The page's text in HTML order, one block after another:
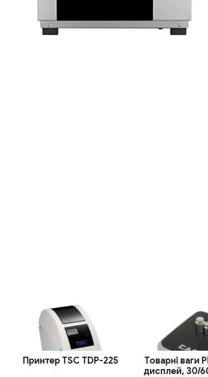
Принтер TSC TDP-225
Товарні ваги
дисплей, 30/